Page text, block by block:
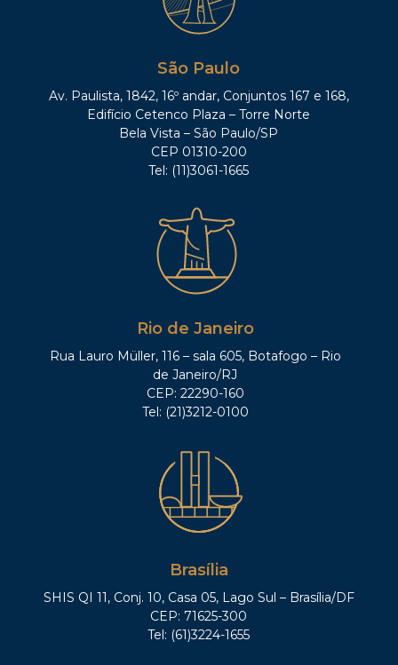
São Paulo
Av. Paulista, 1842, 16º andar, Conjuntos 167 e 168,
Edifício Cetenco Plaza – Torre Norte
Bela Vista – São Paulo/SP
CEP 01310-200
Tel: (11)3061-1665
Rio de Janeiro
Rua Lauro Müller, 116 – sala 605, Botafogo – Rio
de Janeiro/RJ
CEP: 22290-160
Tel: (21)3212-0100
Brasília
SHIS QI 11, Conj. 10, Casa 05, Lago Sul – Brasília/DF
CEP: 71625-300
Tel: (61)3224-1655